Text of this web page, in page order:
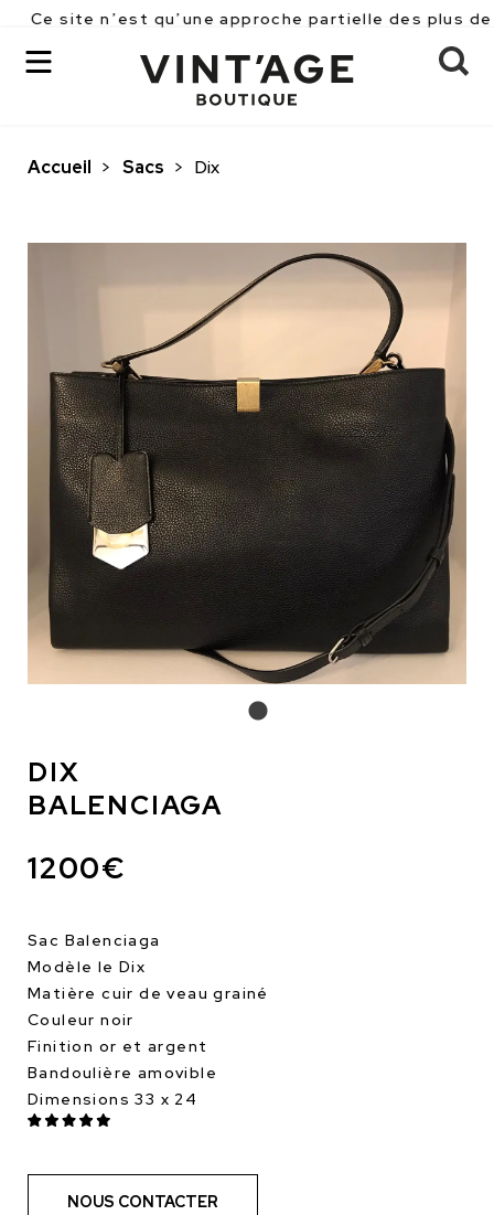
site n’est qu’une approche partielle des plus de
Accueil > Sacs > Dix
DIX
BALENCIAGA
1200€
Sac Balenciaga
Modèle le Dix
Matière cuir de veau grainé
Couleur noir
Finition or et argent
Bandoulière amovible
Dimensions 33 x 24
NOUS CONTACTER